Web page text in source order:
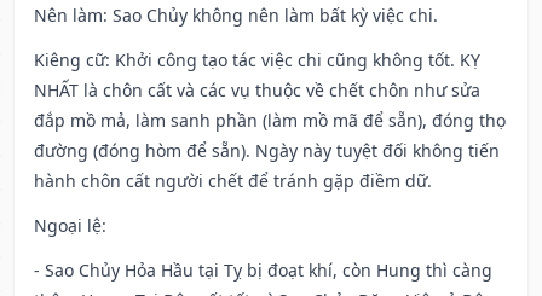
Nên làm: Sao Chủy không nên làm bất kỳ việc chi.
Kiêng cữ: Khởi công tạo tác việc chi cũng không tốt. KỴ
NHẤT là chôn cất và các vụ thuộc về chết chôn như sửa
đắp mồ mả, làm sanh phần (làm mồ mã để sẵn), đóng thọ
đường (đóng hòm để sẵn). Ngày này tuyệt đối không tiến
hành chôn cất người chết để tránh gặp điềm dữ.
Ngoại lệ:
- Sao Chủy Hỏa Hầu tại Tỵ bị đoạt khí, còn Hung thì càng